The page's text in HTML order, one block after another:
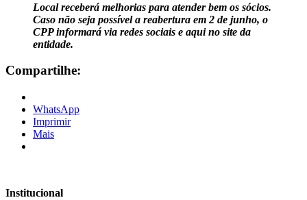
Local receberá melhorias para atender bem os sócios.
Caso não seja possível a reabertura em 2 de junho, o
CPP informará via redes sociais e aqui no site da
entidade.
Compartilhe:
WhatsApp
Imprimir
Mais
Institucional